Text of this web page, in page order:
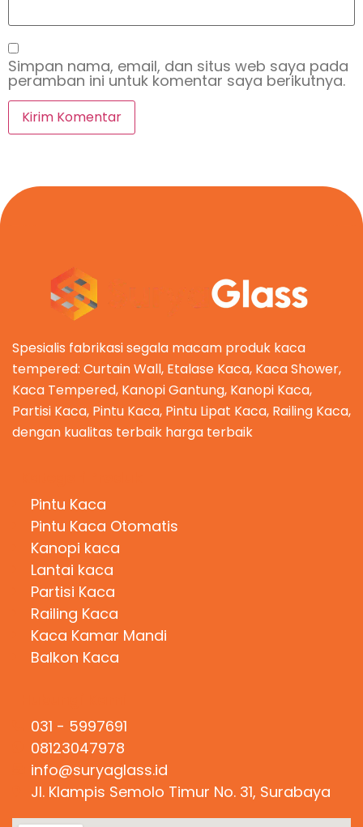
Simpan nama, email, dan situs web saya pada
peramban ini untuk komentar saya berikutnya.
Spesialis fabrikasi segala macam produk kaca
tempered: Curtain Wall, Etalase Kaca, Kaca Shower,
Kaca Tempered, Kanopi Gantung, Kanopi Kaca,
Partisi Kaca, Pintu Kaca, Pintu Lipat Kaca, Railing Kaca,
dengan kualitas terbaik harga terbaik
Pintu Kaca
Pintu Kaca Otomatis
Kanopi kaca
Lantai kaca
Partisi Kaca
Railing Kaca
Kaca Kamar Mandi
Balkon Kaca
031 - 5997691
08123047978
info@suryaglass.id
Jl. Klampis Semolo Timur No. 31, Surabaya